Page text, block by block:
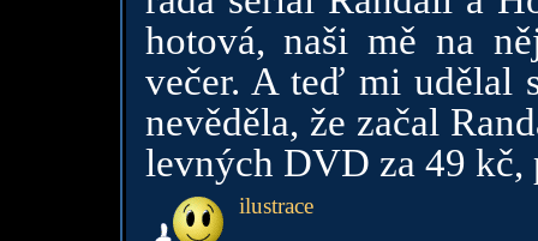
hotová, naši mě na
večer. A teď mi udělal
nevěděla, že začal
levných DVD za 49
ilustrace